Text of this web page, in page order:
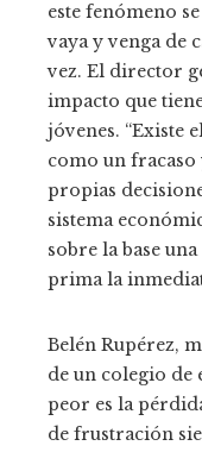
este fenómeno
vaya y venga de
vez. El director
impacto que
jóvenes. “Existe
como un fracaso
propias
sistema
sobre la base
prima la
Belén Rupérez,
de un colegio de
peor es la
de frustración